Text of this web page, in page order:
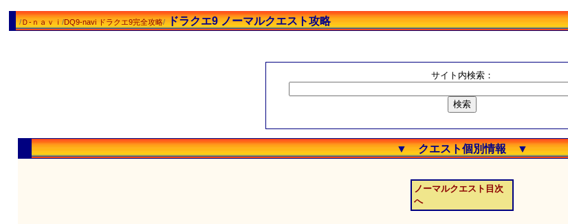
/Ｄ-ｎａｖｉ/DQ9-navi ドラクエ9完全攻略/ドラクエ9 ノーマルクエスト攻略
サイト内検索：
▼ クエスト個別情報 ▼
ノーマルクエスト目次
へ